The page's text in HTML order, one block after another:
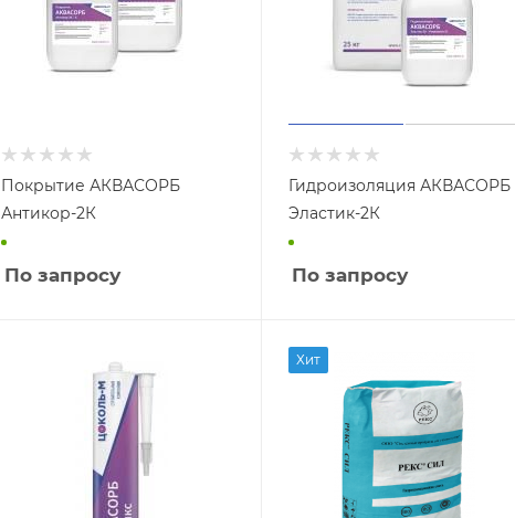
Покрытие АКВАСОРБ
Антикор-2К
По запросу
Гидроизоляция АКВАСОРБ
Эластик-2К
По запросу
Хит